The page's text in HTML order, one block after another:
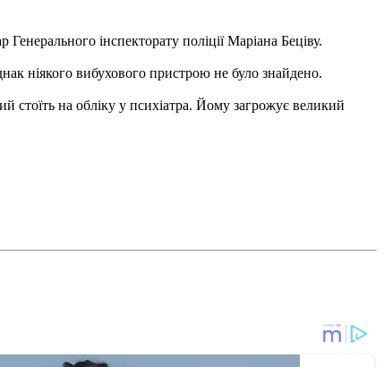
Генерального інспекторату поліції Маріана Беціву.
ніякого вибухового пристрою не було знайдено.
на обліку у психіатра. Йому загрожує великий